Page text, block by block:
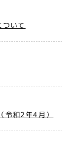
いて
令和2年4月）